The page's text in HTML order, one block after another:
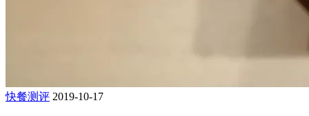
快餐测评 2019-10-17